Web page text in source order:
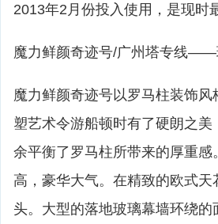
2013年2月份投入使用，是现时
魔力鲜颜奇迹号/广州塔专线——
魔力鲜颜奇迹号以罗马柱装饰
塑艺术令游船顿时有了硬朗之
余平衡了罗马柱所带来的厚重
高，豪华大气。在精致的欧式
头。大型的落地玻璃幕墙环绕